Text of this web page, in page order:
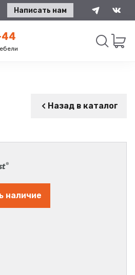
Написать нам
44
Назад в каталог
наличие